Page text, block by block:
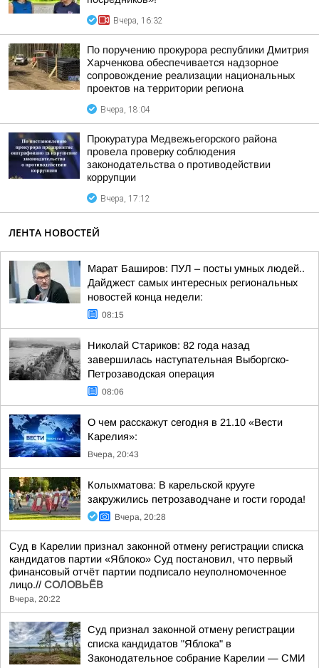
Вчера, 16:32
По поручению прокурора республики Дмитрия
Харченкова обеспечивается надзорное
сопровождение реализации национальных
проектов на территории региона
Вчера, 18:04
Прокуратура Медвежьегорского района
провела проверку соблюдения
законодательства о противодействии
коррупции
Вчера, 17:12
ЛЕНТА НОВОСТЕЙ
Марат Баширов: ПУЛ – посты умных людей..
Дайджест самых интересных региональных
новостей конца недели:
08:15
Николай Стариков: 82 года назад
завершилась наступательная Выборгско-
Петрозаводская операция
08:06
О чем расскажут сегодня в 21.10 «Вести
Карелия»:
Вчера, 20:43
Колыхматова: В карельской крууге
закружились петрозаводчане и гости города!
Вчера, 20:28
Суд в Карелии признал законной отмену регистрации списка
кандидатов партии «Яблоко» Суд постановил, что первый
финансовый отчёт партии подписало неуполномоченное
лицо.// СОЛОВЬЁВ
Вчера, 20:22
Суд признал законной отмену регистрации
списка кандидатов "Яблока" в
Законодательное собрание Карелии — СМИ